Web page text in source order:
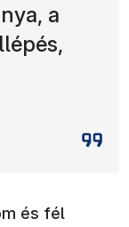
a
és fél